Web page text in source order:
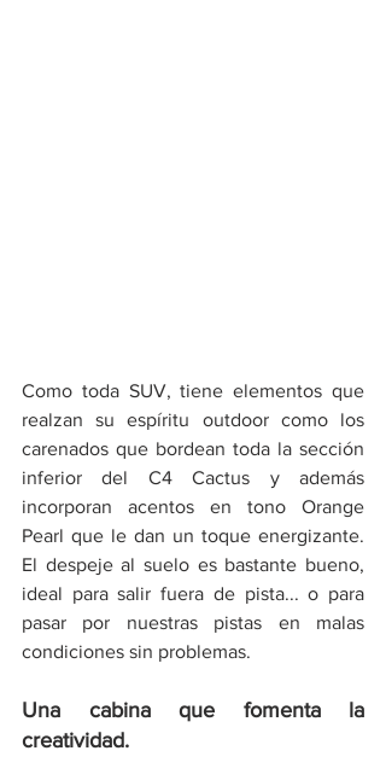
Como toda SUV, tiene elementos que
realzan su espíritu outdoor como los
carenados que bordean toda la sección
inferior del C4 Cactus y además
incorporan acentos en tono Orange
Pearl que le dan un toque energizante.
El despeje al suelo es bastante bueno,
ideal para salir fuera de pista... o para
pasar por nuestras pistas en malas
condiciones sin problemas.
Una cabina que fomenta la
creatividad.